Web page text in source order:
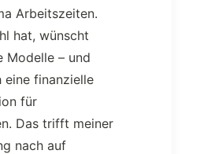
Arbeitszeiten.
hat, wünscht
Modelle – und
eine finanzielle
für
Das trifft meiner
nach auf